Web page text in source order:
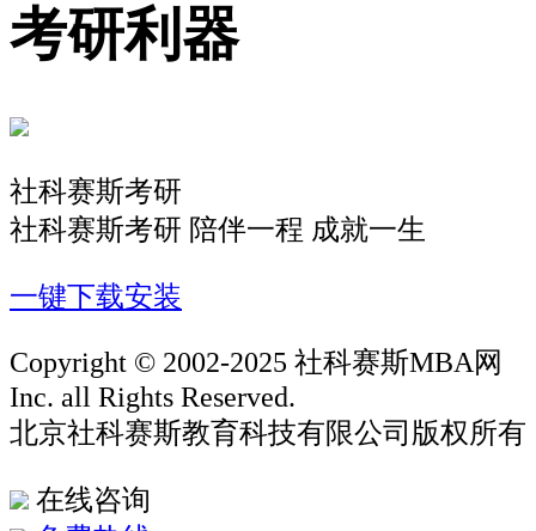
考研利器
社科赛斯考研
社科赛斯考研 陪伴一程 成就一生
一键下载安装
Copyright © 2002-2025 社科赛斯MBA网
Inc. all Rights Reserved.
北京社科赛斯教育科技有限公司版权所有
在线咨询